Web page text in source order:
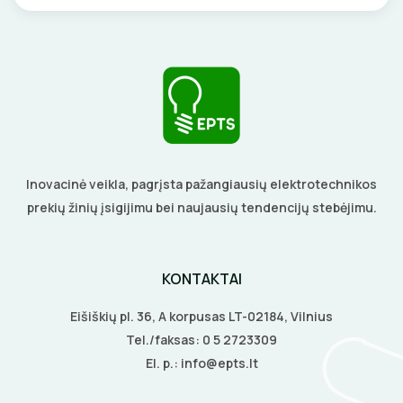
BATERIJOS
EL. SKAMBUČIAI
ŽAIBOSAUGA IR ĮŽEMINIMAS
GELINĖS JUNGTYS
GRĘŽIMO KARŪNOS, GRĄŽTAI
GULSČIUKAI
PJOVIMO ĮRANKIAI
LITAVIMO, KLIJAVIMO ĮRANKIAI
Inovacinė veikla, pagrįsta pažangiausių elektrotechnikos
prekių žinių įsigijimu bei naujausių tendencijų stebėjimu.
KONTAKTAI
Eišiškių pl. 36, A korpusas LT-02184, Vilnius
Tel./faksas: 0 5 2723309
El. p.: info@epts.lt